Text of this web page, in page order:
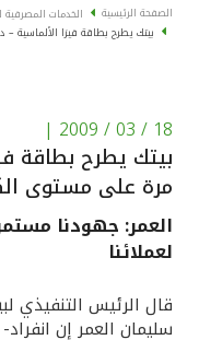
"برامج العملاء"
الاستثمار
القنوات
أدوات وخدمات
الصفحة الرئيسية الخدمات المصرفية
بيتك يطرح بطاقة فيزا
18 / 03 / 2009
|
بيتك يطرح بطاقة
مرة على مستوى
العمر: جهودنا
لعملائنا
قال الرئيس التنفيذي
سليمان العمر إن